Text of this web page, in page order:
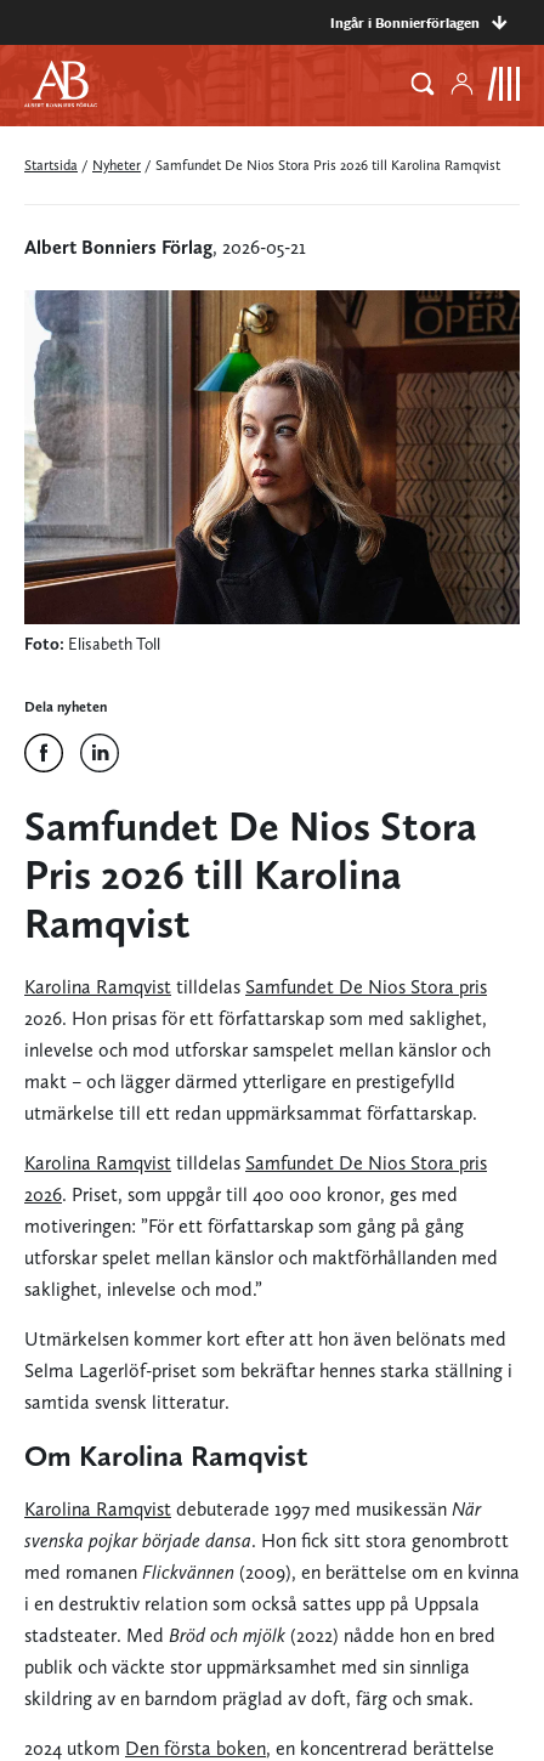
Ingår i Bonnierförlagen
Startsida / Nyheter / Samfundet De Nios Stora Pris 2026 till Karolina Ramqvist
Albert Bonniers Förlag, 2026-05-21
Foto: Elisabeth Toll
Dela nyheten
Samfundet De Nios Stora
Pris 2026 till Karolina
Ramqvist
Karolina Ramqvist tilldelas Samfundet De Nios Stora pris
2026. Hon prisas för ett författarskap som med saklighet,
inlevelse och mod utforskar samspelet mellan känslor och
makt – och lägger därmed ytterligare en prestigefylld
utmärkelse till ett redan uppmärksammat författarskap.
Karolina Ramqvist tilldelas Samfundet De Nios Stora pris
2026. Priset, som uppgår till 400 000 kronor, ges med
motiveringen: ”För ett författarskap som gång på gång
utforskar spelet mellan känslor och maktförhållanden med
saklighet, inlevelse och mod.”
Utmärkelsen kommer kort efter att hon även belönats med
Selma Lagerlöf-priset som bekräftar hennes starka ställning i
samtida svensk litteratur.
Om Karolina Ramqvist
Karolina Ramqvist debuterade 1997 med musikessän När
svenska pojkar började dansa. Hon fick sitt stora genombrott
med romanen Flickvännen (2009), en berättelse om en kvinna
i en destruktiv relation som också sattes upp på Uppsala
stadsteater. Med Bröd och mjölk (2022) nådde hon en bred
publik och väckte stor uppmärksamhet med sin sinnliga
skildring av en barndom präglad av doft, färg och smak.
2024 utkom Den första boken, en koncentrerad berättelse